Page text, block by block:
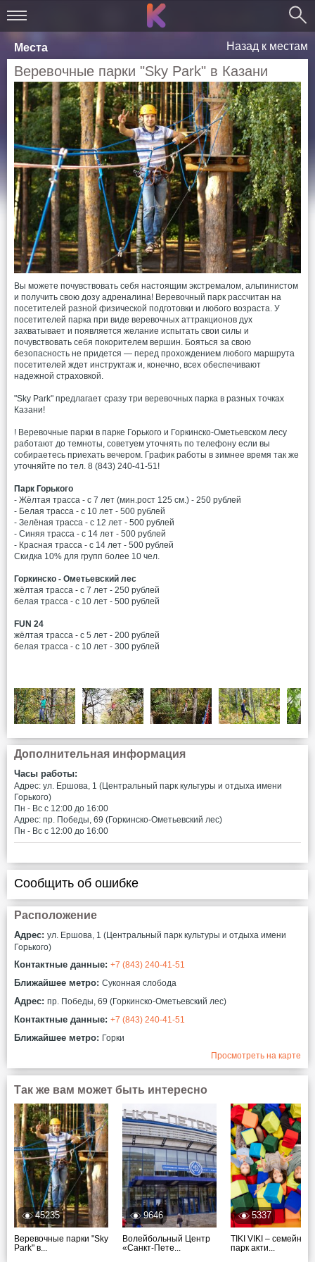
Места Назад к местам
Веревочные парки "Sky Park" в Казани
Вы можете почувствовать себя настоящим экстремалом, альпинистом
и получить свою дозу адреналина! Веревочный парк рассчитан на
посетителей разной физической подготовки и любого возраста. У
посетителей парка при виде веревочных аттракционов дух
захватывает и появляется желание испытать свои силы и
почувствовать себя покорителем вершин. Бояться за свою
безопасность не придется — перед прохождением любого маршрута
посетителей ждет инструктаж и, конечно, всех обеспечивают
надежной страховкой.
"Sky Park" предлагает сразу три веревочных парка в разных точках
Казани!
! Веревочные парки в парке Горького и Горкинско-Ометьевском лесу
работают до темноты, советуем уточнять по телефону если вы
собираетесь приехать вечером. График работы в зимнее время так же
уточняйте по тел. 8 (843) 240-41-51!
Парк Горького
- Жёлтая трасса - с 7 лет (мин.рост 125 см.) - 250 рублей
- Белая трасса - с 10 лет - 500 рублей
- Зелёная трасса - с 12 лет - 500 рублей
- Синяя трасса - с 14 лет - 500 рублей
- Красная трасса - с 14 лет - 500 рублей
Скидка 10% для групп более 10 чел.
Горкинско - Ометьевский лес
жёлтая трасса - с 7 лет - 250 рублей
белая трасса - с 10 лет - 500 рублей
FUN 24
жёлтая трасса - с 5 лет - 200 рублей
белая трасса - с 10 лет - 300 рублей
Дополнительная информация
Часы работы:
Адрес: ул. Ершова, 1 (Центральный парк культуры и отдыха имени
Горького)
Пн - Вс c 12:00 до 16:00
Адрес: пр. Победы, 69 (Горкинско-Ометьевский лес)
Пн - Вс c 12:00 до 16:00
Сообщить об ошибке
Расположение
Адрес: ул. Ершова, 1 (Центральный парк культуры и отдыха имени
Горького)
Контактные данные: +7 (843) 240-41-51
Ближайшее метро: Суконная слобода
Адрес: пр. Победы, 69 (Горкинско-Ометьевский лес)
Контактные данные: +7 (843) 240-41-51
Ближайшее метро: Горки
Просмотреть на карте
Так же вам может быть интересно
45235
Веревочные парки "Sky
Park" в...
9646
Волейбольный Центр
«Санкт-Пете...
5337
TIKI VIKI – семейный
парк акти...